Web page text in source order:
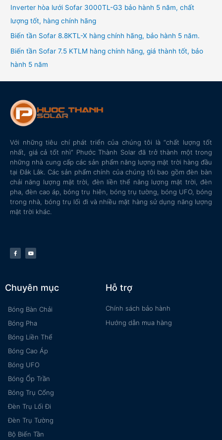
Inverter hòa lưới Sofar 3000TL-G3 bảo hành 5 năm, chất
lượng tốt, hàng chính hãng
Biến tần Sofar 8.8KTL-X hàng chính hãng, bảo hành 5 năm.
Biến tần Sofar 7.5 KTLM hàng chính hãng, giá thành tốt, bảo
hành 5 năm
Với những tiêu chí phát triển của chúng tôi là “chất lượng tốt
nhất, giá cả tốt nhì” Phước Thành Solar đã trở thành một trong
những nhà cung cấp các sản phẩm năng lượng mặt trời hàng đầu
tại Đắk Lắk. Các sản phẩm chính của chúng tôi bao gồm đèn bàn
chải năng lượng mặt trời, đèn liền thể năng lượng mặt trời, đèn
pha, đèn cao áp, bóng trụ hiên, bóng trụ tường, bóng UFO, bóng
trong nhà, bóng trụ lối đi và nhiều mặt hàng sử dụng năng lượng
mặt trời khác.
Chuyên mục
Bóng Bàn Chải
Bóng Pha
Bóng Liền Thể
Bóng Cao Áp
Bóng UFO
Bóng Ốp Trần
Bóng Trụ Cổng
Đèn Trụ Lối Đi
Đèn Trụ Tường
Bộ Biến Tần
Hỗ trợ
Chính sách bảo hành
Hướng dẫn mua hàng